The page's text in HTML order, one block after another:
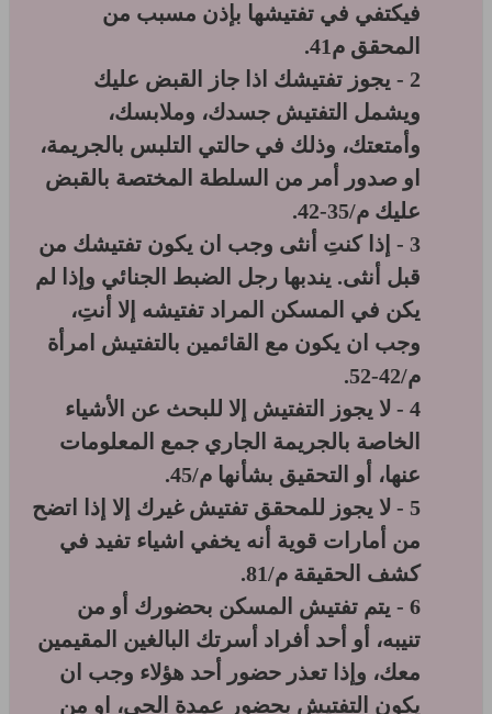
فيكتفي في تفتيشها بإذن مسبب من
المحقق م41.
2 - يجوز تفتيشك اذا جاز القبض عليك
ويشمل التفتيش جسدك، وملابسك،
وأمتعتك، وذلك في حالتي التلبس بالجريمة،
او صدور أمر من السلطة المختصة بالقبض
عليك م/35-42.
3 - إذا كنتِ أنثى وجب ان يكون تفتيشك من
قبل أنثى. يندبها رجل الضبط الجنائي وإذا لم
يكن في المسكن المراد تفتيشه إلا أنتِ،
وجب ان يكون مع القائمين بالتفتيش امرأة
م/42-52.
4 - لا يجوز التفتيش إلا للبحث عن الأشياء
الخاصة بالجريمة الجاري جمع المعلومات
عنها، أو التحقيق بشأنها م/45.
5 - لا يجوز للمحقق تفتيش غيرك إلا إذا اتضح
من أمارات قوية أنه يخفي اشياء تفيد في
كشف الحقيقة م/81.
6 - يتم تفتيش المسكن بحضورك أو من
تنيبه، أو أحد أفراد أسرتك البالغين المقيمين
معك، وإذا تعذر حضور أحد هؤلاء وجب ان
يكون التفتيش بحضور عمدة الحي، او من